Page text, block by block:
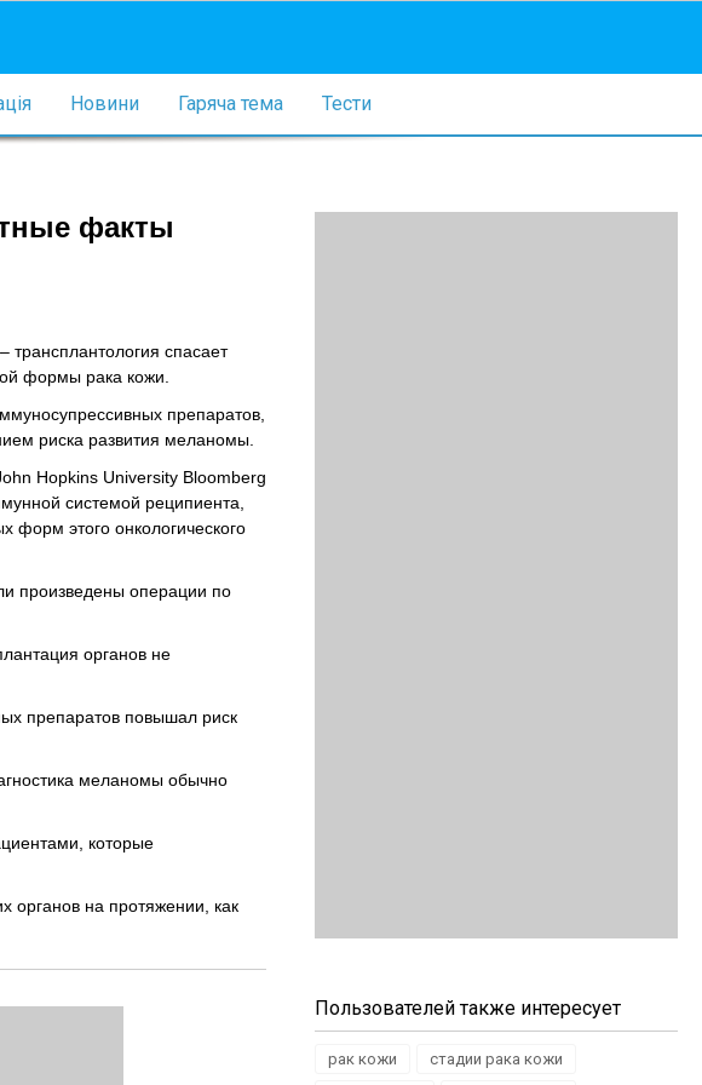
Новини Гаряча тема Тести
факты
трансплантология спасает
формы рака кожи.
препаратов,
риска развития меланомы.
Hopkins University Bloomberg
системой реципиента,
форм этого онкологического
произведены операции по
органов не
препаратов повышал риск
меланомы обычно
которые
органов на протяжении, как
Пользователей также интересует
рак кожи стадии рака кожи